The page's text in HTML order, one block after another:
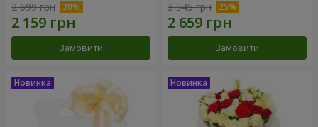
2 699 грн
Замовити
3 545 грн
Замовити